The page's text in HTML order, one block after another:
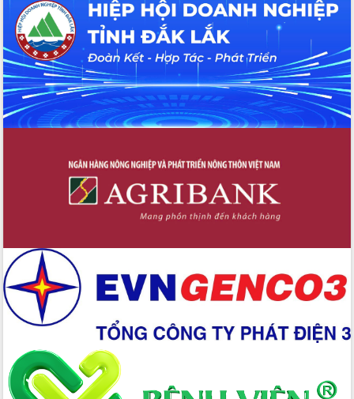
Hội thảo khoa học “Giải pháp thúc đẩy
phát triển nền kinh tế xanh tại tỉnh
Đắk Lắk”
Tăng cường giám sát, đôn đốc thực
hiện nhiệm vụ quản lý tài sản công
hàng tuần
Tháo gỡ những vướng mắc, đẩy mạnh
Đắk Lắk: Tôn vinh 46 giải pháp tại Hội
thi Sáng tạo Kỹ thuật 2024 - 2025
Đắk Lắk rà soát, điều chỉnh Đề án 190
Phó Chủ tịch UBND tỉnh Đắk Lắk
Trương Công Thái kiểm tra thực địa
Dự án cao tốc Khánh Hòa - Buôn Ma
Thuột
Định vị cà phê Việt Nam như một “di
sản sống” trong dòng chảy toàn cầu
Xây dựng nông thôn mới: Nâng cao đời
sống người dân từ những mô hình thiết
thực